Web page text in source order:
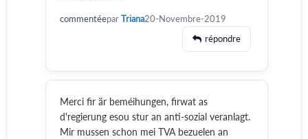
commentéeparTriana20-Novembre-2019
répondre
Merci fir är beméihungen, firwat as
d'regierung esou stur an anti-sozial veranlagt.
Mir mussen schon mei TVA bezuelen an